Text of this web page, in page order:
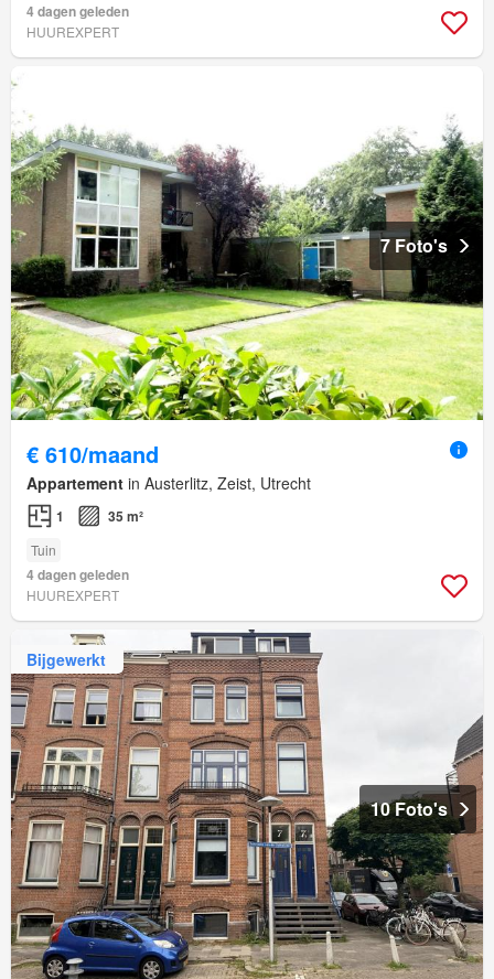
4 dagen geleden
HUUREXPERT
7 Foto's
€ 610/maand
Appartement in Austerlitz, Zeist, Utrecht
1 35 m²
Tuin
4 dagen geleden
HUUREXPERT
Bijgewerkt
10 Foto's